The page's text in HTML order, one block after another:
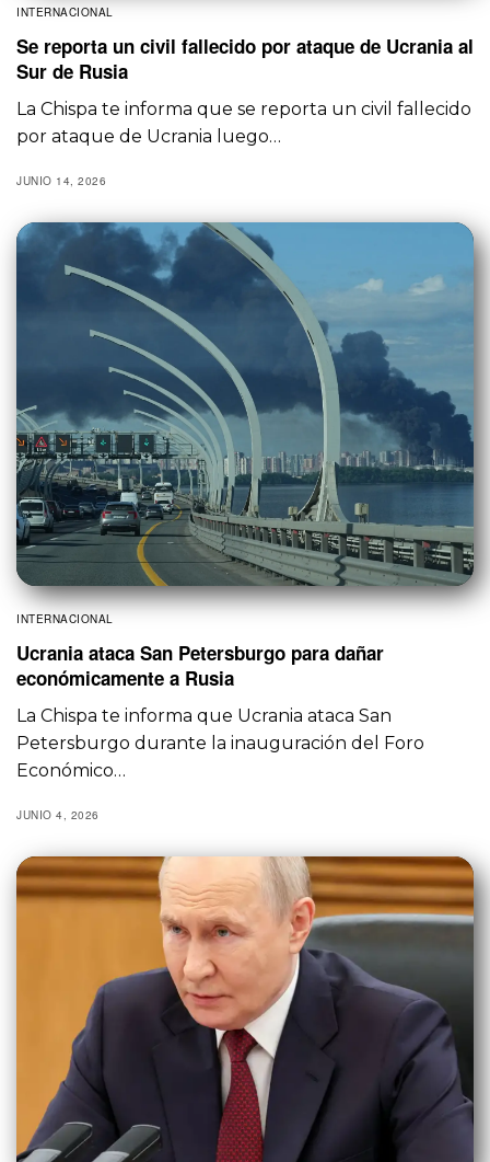
INTERNACIONAL
Se reporta un civil fallecido por ataque de Ucrania al
Sur de Rusia
La Chispa te informa que se reporta un civil fallecido
por ataque de Ucrania luego…
JUNIO 14, 2026
INTERNACIONAL
Ucrania ataca San Petersburgo para dañar
económicamente a Rusia
La Chispa te informa que Ucrania ataca San
Petersburgo durante la inauguración del Foro
Económico…
JUNIO 4, 2026